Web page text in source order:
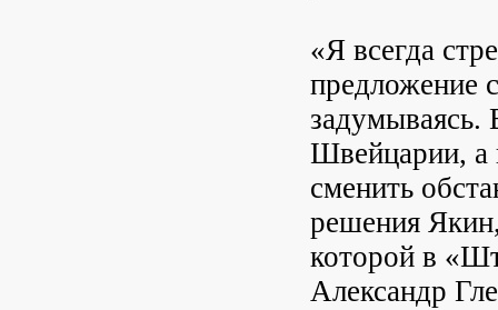
«Я всегда
предложение
задумываясь.
Швейцарии, а
сменить
решения
которой в
Александр